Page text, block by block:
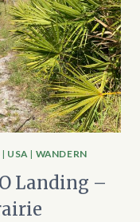
| USA | WANDERN
Landing –